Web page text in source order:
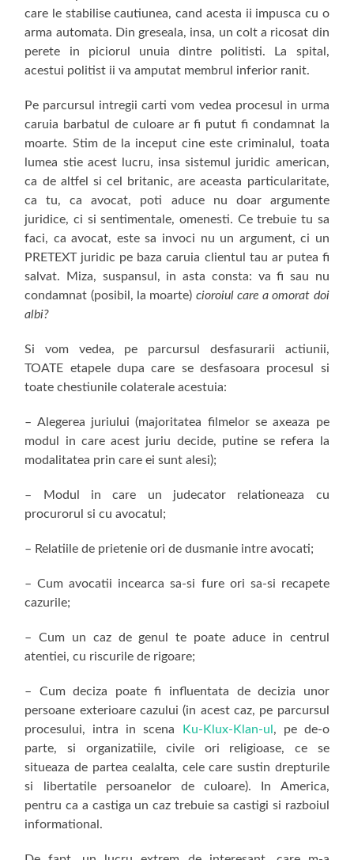
care le stabilise cautiunea, cand acesta ii impusca cu o
arma automata. Din greseala, insa, un colt a ricosat din
perete in piciorul unuia dintre politisti. La spital,
acestui politist ii va amputat membrul inferior ranit.
Pe parcursul intregii carti vom vedea procesul in urma
caruia barbatul de culoare ar fi putut fi condamnat la
moarte. Stim de la inceput cine este criminalul, toata
lumea stie acest lucru, insa sistemul juridic american,
ca de altfel si cel britanic, are aceasta particularitate,
ca tu, ca avocat, poti aduce nu doar argumente
juridice, ci si sentimentale, omenesti. Ce trebuie tu sa
faci, ca avocat, este sa invoci nu un argument, ci un
PRETEXT juridic pe baza caruia clientul tau ar putea fi
salvat. Miza, suspansul, in asta consta: va fi sau nu
condamnat (posibil, la moarte) cioroiul care a omorat doi
albi?
Si vom vedea, pe parcursul desfasurarii actiunii,
TOATE etapele dupa care se desfasoara procesul si
toate chestiunile colaterale acestuia:
– Alegerea juriului (majoritatea filmelor se axeaza pe
modul in care acest juriu decide, putine se refera la
modalitatea prin care ei sunt alesi);
– Modul in care un judecator relationeaza cu
procurorul si cu avocatul;
– Relatiile de prietenie ori de dusmanie intre avocati;
– Cum avocatii incearca sa-si fure ori sa-si recapete
cazurile;
– Cum un caz de genul te poate aduce in centrul
atentiei, cu riscurile de rigoare;
– Cum deciza poate fi influentata de decizia unor
persoane exterioare cazului (in acest caz, pe parcursul
procesului, intra in scena
Ku-Klux-Klan-ul , pe de-o
parte, si organizatiile, civile ori religioase, ce se
situeaza de partea cealalta, cele care sustin drepturile
si libertatile persoanelor de culoare). In America,
pentru ca a castiga un caz trebuie sa castigi si razboiul
informational.